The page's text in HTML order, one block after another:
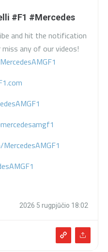
#F1 #Mercedes
and hit the notification
any of our videos!
2026 5 rugpjūčio 18:02